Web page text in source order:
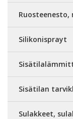
Silikonisprayt
Sisätilan
Sulakkeet,